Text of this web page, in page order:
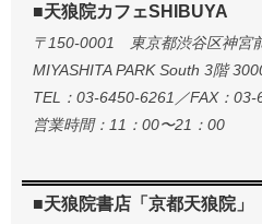
■天狼院カフェSHIBUYA
〒150-0001 東京都渋谷区神宮
MIYASHITA PARK South 3階
TEL：03-6450-6261／FAX：
営業時間：11：00〜21：00
■天狼院書店「京都天狼院」